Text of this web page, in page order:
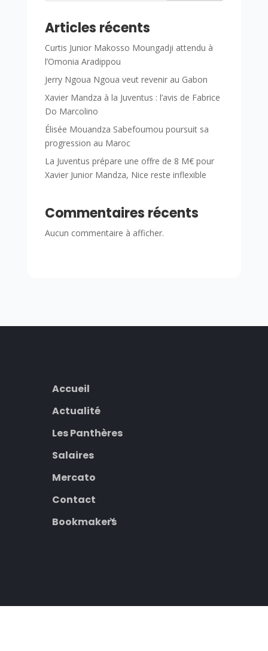
Articles récents
Curtis Junior Makosso Moungadji attendu à
l’Omonia Aradippou
Jerry Ngoua Ngoua veut revenir au Gabon
Xavier Mandza à la Juventus : l’avis de Fabrice
Do Marcolino
Élisée Mouandza Sabefoumou poursuit sa
progression au Maroc
La Juventus prépare une offre de 8 M€ pour
Xavier Junior Mandza, Nice reste inflexible
Commentaires récents
Aucun commentaire à afficher.
Accueil
Actualité
Les Panthères
Salaires
Mercato
Contact
Bookmakers